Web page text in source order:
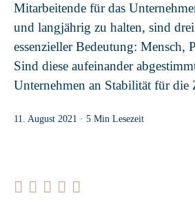
Mitarbeitende für das
und langjährig zu halten, sind
essenzieller Bedeutung: Mensch,
Sind diese aufeinander
Unternehmen an Stabilität für die
11. August 2021 · 5 Min Lesezeit